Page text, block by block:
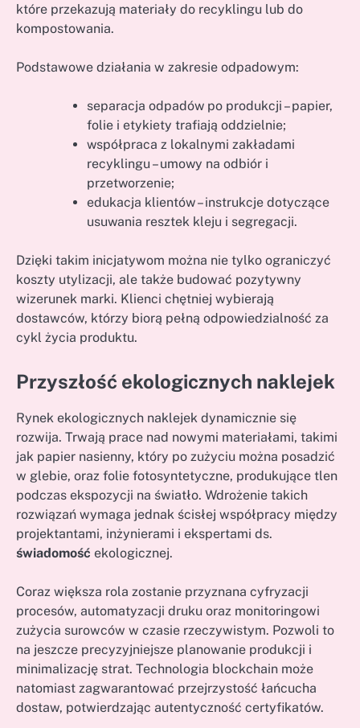
które przekazują materiały do recyklingu lub do
kompostowania.
Podstawowe działania w zakresie odpadowym:
separacja odpadów po produkcji – papier,
folie i etykiety trafiają oddzielnie;
współpraca z lokalnymi zakładami
recyklingu – umowy na odbiór i
przetworzenie;
edukacja klientów – instrukcje dotyczące
usuwania resztek kleju i segregacji.
Dzięki takim inicjatywom można nie tylko ograniczyć
koszty utylizacji, ale także budować pozytywny
wizerunek marki. Klienci chętniej wybierają
dostawców, którzy biorą pełną odpowiedzialność za
cykl życia produktu.
Przyszłość ekologicznych naklejek
Rynek ekologicznych naklejek dynamicznie się
rozwija. Trwają prace nad nowymi materiałami, takimi
jak papier nasienny, który po zużyciu można posadzić
w glebie, oraz folie fotosyntetyczne, produkujące tlen
podczas ekspozycji na światło. Wdrożenie takich
rozwiązań wymaga jednak ścisłej współpracy między
projektantami, inżynierami i ekspertami ds.
świadomość ekologicznej.
Coraz większa rola zostanie przyznana cyfryzacji
procesów, automatyzacji druku oraz monitoringowi
zużycia surowców w czasie rzeczywistym. Pozwoli to
na jeszcze precyzyjniejsze planowanie produkcji i
minimalizację strat. Technologia blockchain może
natomiast zagwarantować przejrzystość łańcucha
dostaw, potwierdzając autentyczność certyfikatów.